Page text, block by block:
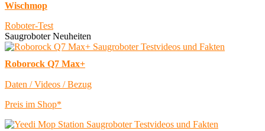
Wischmop
Roboter-Test
Saugroboter Neuheiten
Roborock Q7 Max+
Daten / Videos / Bezug
Preis im Shop*